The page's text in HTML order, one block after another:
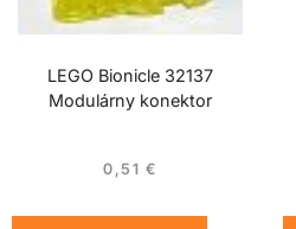
LEGO Bionicle 32137
Modulárny konektor
0,51 €